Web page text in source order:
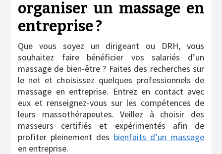
organiser un massage en
entreprise ?
Que vous soyez un dirigeant ou DRH, vous
souhaitez faire bénéficier vos salariés d’un
massage de bien-être ? Faites des recherches sur
le net et choisissez quelques professionnels de
massage en entreprise. Entrez en contact avec
eux et renseignez-vous sur les compétences de
leurs massothérapeutes. Veillez à choisir des
masseurs certifiés et expérimentés afin de
profiter pleinement des bienfaits d’un massage
en entreprise.